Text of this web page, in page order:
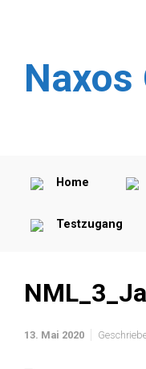
Naxos
Home
Testzugang
13. Mai 2020